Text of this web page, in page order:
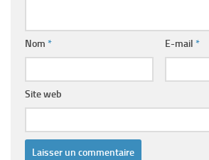
Nom * E-mail *
Site web